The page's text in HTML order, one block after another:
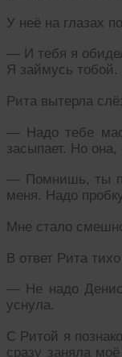
У неё на глазах
— И тебя я
Я займусь тобой.
Рита вытерла
— Надо тебе
засыпает. Но
— Помнишь, ты
меня. Надо
Мне стало
В ответ Рита
— Не надо
уснула.
С Ритой я
сразу заняла